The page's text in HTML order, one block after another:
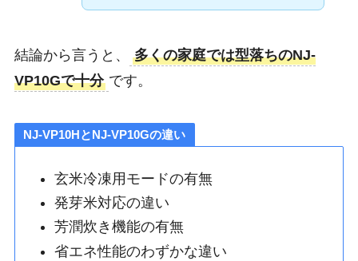
結論から言うと、
多くの家庭では型落ちのNJ-
VP10Gで十分 です。
NJ-VP10HとNJ-VP10Gの違い
玄米冷凍用モードの有無
発芽米対応の違い
芳潤炊き機能の有無
省エネ性能のわずかな違い